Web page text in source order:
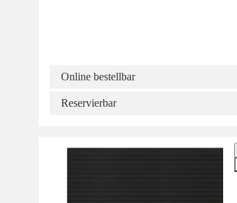
Online bestellbar
Reservierbar